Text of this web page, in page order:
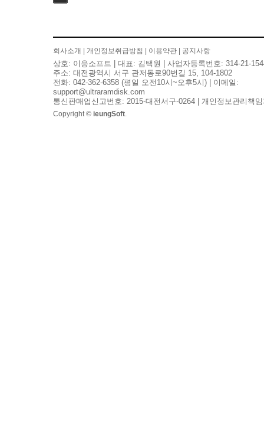
회사소개 개인정보취급방침 이용약관 공지사항
상호: 이응소프트 | 대표: 김택원 | 사업자등록번호: 314-21-
주소: 대전광역시 서구 관저동로90번길 15, 104-1802
전화: 042-362-6358 (평일 오전10시~오후5시) | 이메일:
support@ultraramdisk.com
통신판매업신고번호: 2015-대전서구-0264 | 개인정보관리책
Copyright © ieungSoft.